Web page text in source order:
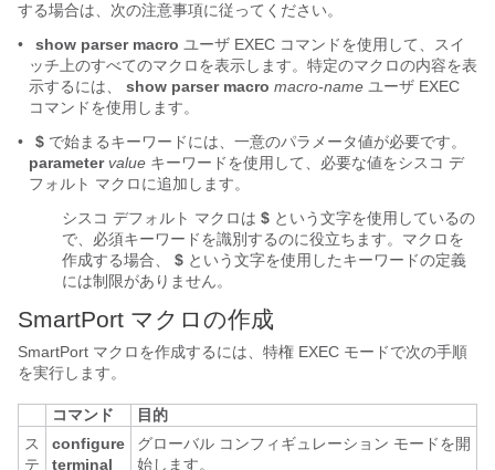
する場合は、次の注意事項に従ってください。
•
show parser macro ユーザ EXEC コマンドを使用して、スイ
ッチ上のすべてのマクロを表示します。特定のマクロの内容を表
示するには、
show parser macro macro-name ユーザ EXEC
コマンドを使用します。
•
$ で始まるキーワードには、一意のパラメータ値が必要です。
parameter value キーワードを使用して、必要な値をシスコ デ
フォルト マクロに追加します。
シスコ デフォルト マクロは $ という文字を使用しているの
で、必須キーワードを識別するのに役立ちます。マクロを
作成する場合、
$ という文字を使用したキーワードの定義
には制限がありません。
SmartPort マクロの作成
SmartPort マクロを作成するには、特権 EXEC モードで次の手順
を実行します。
コマンド
目的
ス
テ
configure
terminal
グローバル コンフィギュレーション モードを開
始します。